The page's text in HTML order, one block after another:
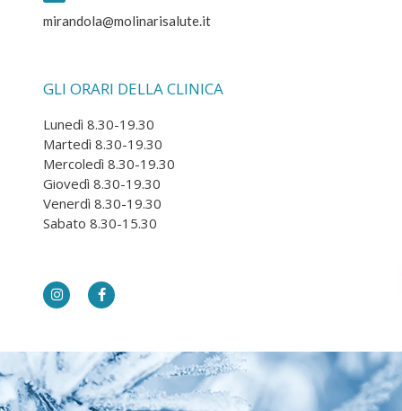
mirandola@molinarisalute.it
GLI ORARI DELLA CLINICA
Lunedì 8.30-19.30
Martedì 8.30-19.30
Mercoledì 8.30-19.30
Giovedì 8.30-19.30
Venerdì 8.30-19.30
Sabato 8.30-15.30